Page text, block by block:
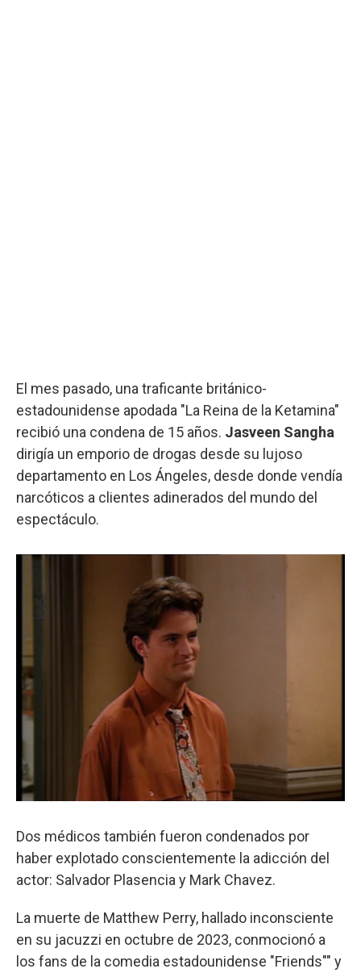
El mes pasado, una traficante británico-
estadounidense apodada "La Reina de la Ketamina"
recibió una condena de 15 años. Jasveen Sangha
dirigía un emporio de drogas desde su lujoso
departamento en Los Ángeles, desde donde vendía
narcóticos a clientes adinerados del mundo del
espectáculo.
Dos médicos también fueron condenados por
haber explotado conscientemente la adicción del
actor: Salvador Plasencia y Mark Chavez.
La muerte de Matthew Perry, hallado inconsciente
en su jacuzzi en octubre de 2023, conmocionó a
los fans de la comedia estadounidense "Friends"" y